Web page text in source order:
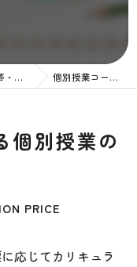
料 個別授業コース料金
個別授業の
PRICE
応じてカリキュラ